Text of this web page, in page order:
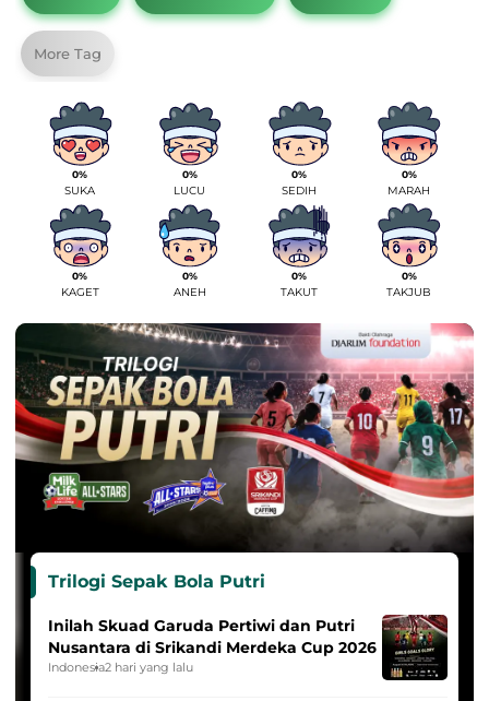
More Tag
0%
SUKA
0%
LUCU
0%
SEDIH
0%
MARAH
0%
KAGET
0%
ANEH
0%
TAKUT
0%
TAKJUB
Trilogi Sepak Bola Putri
Inilah Skuad Garuda Pertiwi dan Putri
Nusantara di Srikandi Merdeka Cup 2026
Indonesia2 hari yang lalu